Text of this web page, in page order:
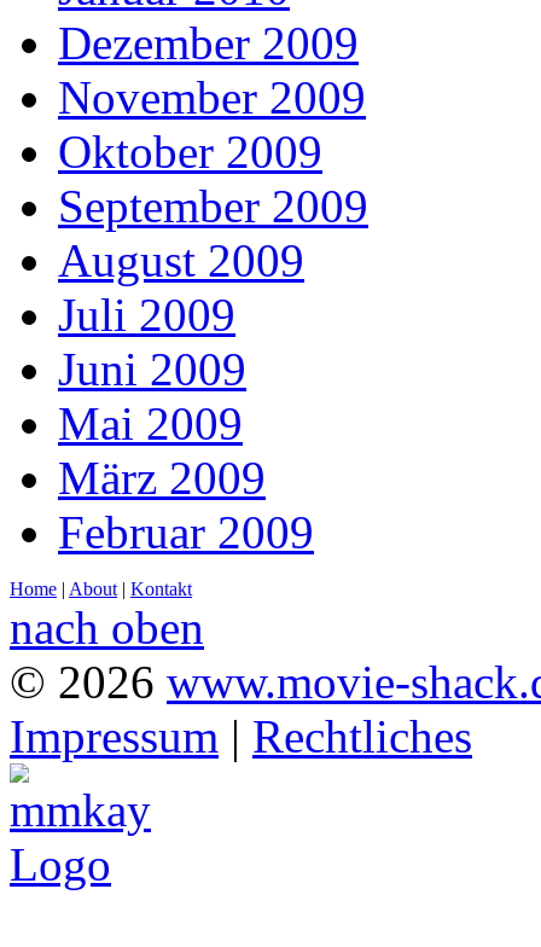
Dezember 2009
November 2009
Oktober 2009
September 2009
August 2009
Juli 2009
Juni 2009
Mai 2009
März 2009
Februar 2009
Home | About | Kontakt
nach oben
© 2026 www.movie-
Impressum | Rechtliches